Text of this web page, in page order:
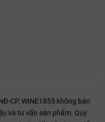
CP, WINE1855 không bán
và tư vấn sản phẩm. Quý